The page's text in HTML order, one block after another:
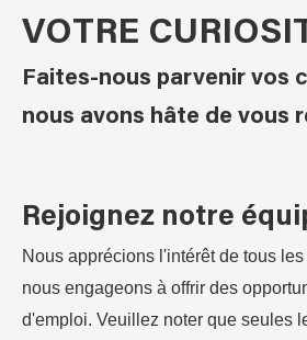
VOTRE
Faites-nous parvenir vos
nous avons hâte de vous
Rejoignez notre
Nous apprécions l'intérêt de tous
nous engageons à offrir des
d'emploi. Veuillez noter que seules